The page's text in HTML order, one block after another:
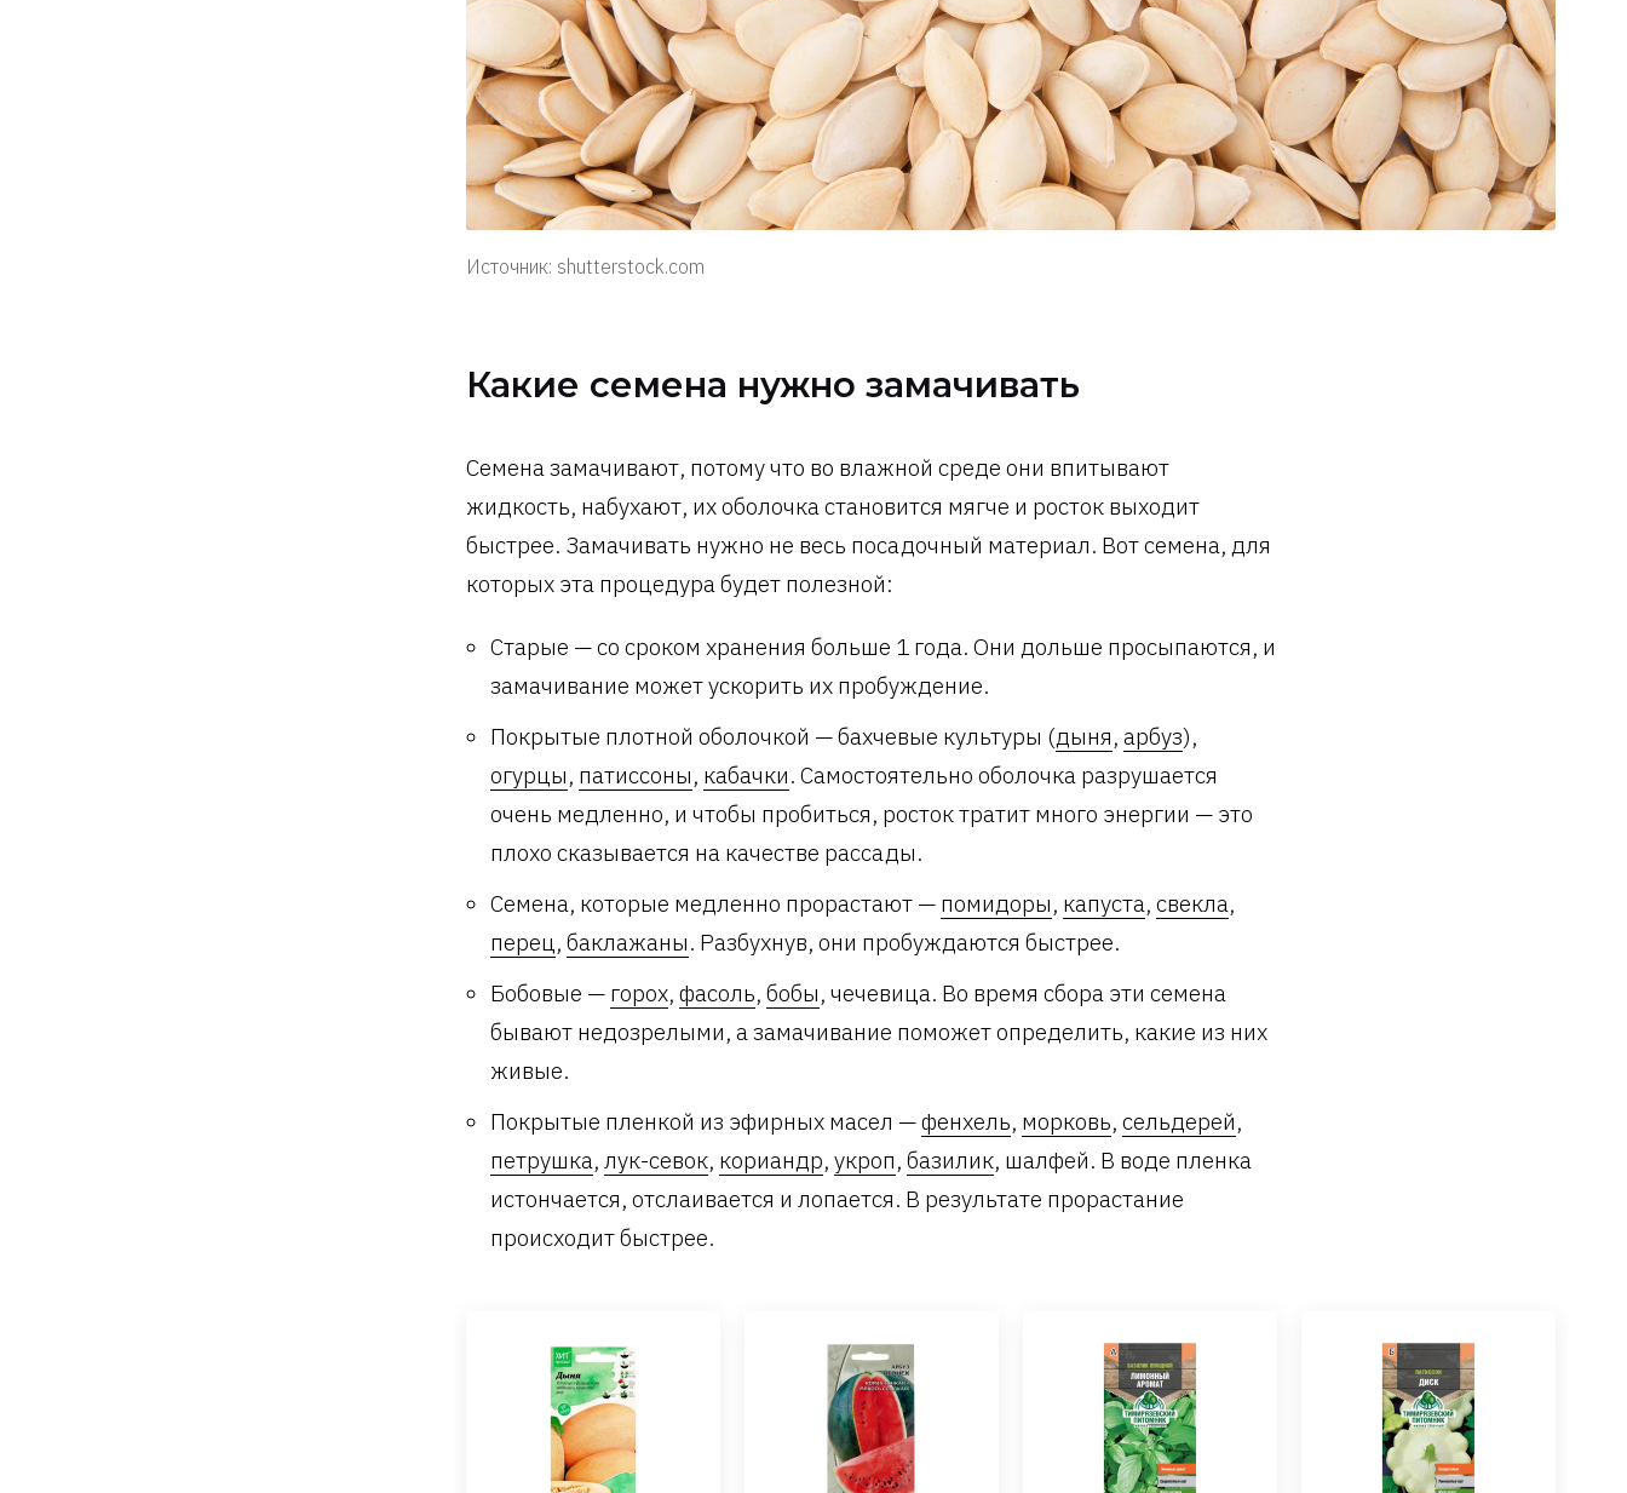
Источник: shutterstock.com
Какие семена нужно замачивать
Семена замачивают, потому что во влажной среде они впитывают
жидкость, набухают, их оболочка становится мягче и росток выходит
быстрее. Замачивать нужно не весь посадочный материал. Вот семена, для
которых эта процедура будет полезной:
Старые — со сроком хранения больше 1 года. Они дольше просыпаются, и
замачивание может ускорить их пробуждение.
Покрытые плотной оболочкой — бахчевые культуры (дыня, арбуз),
огурцы, патиссоны, кабачки. Самостоятельно оболочка разрушается
очень медленно, и чтобы пробиться, росток тратит много энергии — это
плохо сказывается на качестве рассады.
Семена, которые медленно прорастают — помидоры, капуста, свекла,
перец, баклажаны. Разбухнув, они пробуждаются быстрее.
Бобовые — горох, фасоль, бобы, чечевица. Во время сбора эти семена
бывают недозрелыми, а замачивание поможет определить, какие из них
живые.
Покрытые пленкой из эфирных масел —фенхель, морковь, сельдерей,
петрушка, лук-севок, кориандр, укроп, базилик, шалфей. В воде пленка
истончается, отслаивается и лопается. В результате прорастание
происходит быстрее.